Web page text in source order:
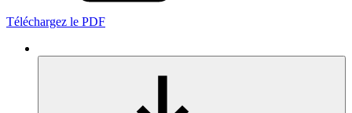
Téléchargez le PDF